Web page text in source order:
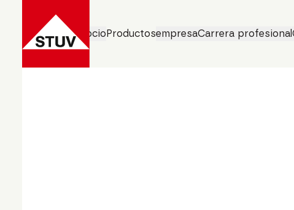
Áreas de negocioProductosempresaCarrera profesional